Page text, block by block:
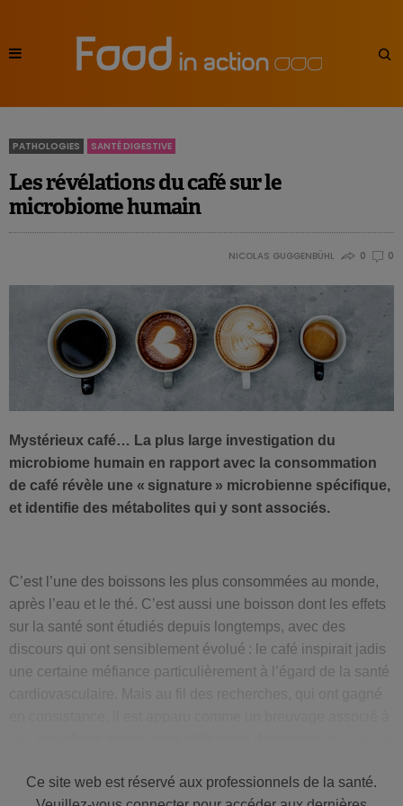
PATHOLOGIES SANTÉ DIGESTIVE
Les révélations du café sur le
microbiome humain
NICOLAS GUGGENBÜHL 0 0
Mystérieux café… La plus large investigation du
microbiome humain en rapport avec la consommation
de café révèle une « signature » microbienne spécifique,
et identifie des métabolites qui y sont associés.
C’est l’une des boissons les plus consommées au monde,
après l’eau et le thé. C’est aussi une boisson dont les effets
sur la santé sont étudiés depuis longtemps, avec des
discours qui ont sensiblement évolué : le café inspirait jadis
une certaine méfiance particulièrement à l’égard de la santé
stéatose hépatique non-alcoolique, et même certains
Ce site web est réservé aux professionnels de la santé.